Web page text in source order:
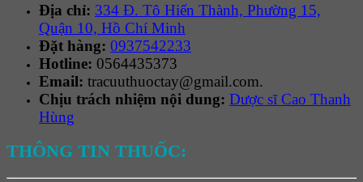
Địa chỉ: 334 Đ. Tô Hiến Thành, Phường 15,
Quận 10, Hồ Chí Minh
Đặt hàng: 0937542233
Hotline: 0564435373
Email: tracuuthuoctay@gmail.com.
Chịu trách nhiệm nội dung: Dược sĩ Cao Thanh
Hùng
THÔNG TIN THUỐC: